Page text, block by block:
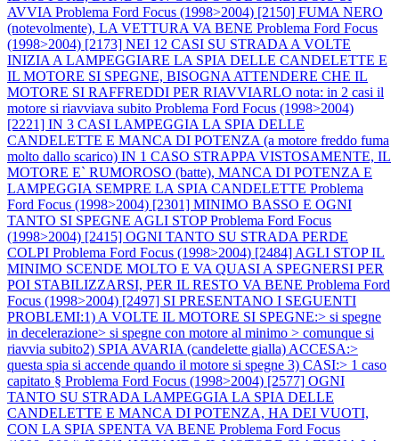
AVVIA Problema Ford Focus (1998>2004) [2150] FUMA NERO
(notevolmente), LA VETTURA VA BENE Problema Ford Focus
(1998>2004) [2173] NEI 12 CASI SU STRADA A VOLTE
INIZIA A LAMPEGGIARE LA SPIA DELLE CANDELETTE E
IL MOTORE SI SPEGNE, BISOGNA ATTENDERE CHE IL
MOTORE SI RAFFREDDI PER RIAVVIARLO nota: in 2 casi il
motore si riavviava subito Problema Ford Focus (1998>2004)
[2221] IN 3 CASI LAMPEGGIA LA SPIA DELLE
CANDELETTE E MANCA DI POTENZA (a motore freddo fuma
molto dallo scarico) IN 1 CASO STRAPPA VISTOSAMENTE, IL
MOTORE E` RUMOROSO (batte), MANCA DI POTENZA E
LAMPEGGIA SEMPRE LA SPIA CANDELETTE Problema
Ford Focus (1998>2004) [2301] MINIMO BASSO E OGNI
TANTO SI SPEGNE AGLI STOPProblema Ford Focus
(1998>2004) [2415] OGNI TANTO SU STRADA PERDE
COLPI Problema Ford Focus (1998>2004) [2484] AGLI STOP IL
MINIMO SCENDE MOLTO E VA QUASI A SPEGNERSI PER
POI STABILIZZARSI, PER IL RESTO VA BENE Problema Ford
Focus (1998>2004) [2497] SI PRESENTANO I SEGUENTI
PROBLEMI:1) A VOLTE IL MOTORE SI SPEGNE:> si spegne
in decelerazione> si spegne con motore al minimo > comunque si
riavvia subito2) SPIA AVARIA (candelette gialla) ACCESA:>
questa spia si accende quando il motore si spegne 3) CASI:> 1 caso
capitato § Problema Ford Focus (1998>2004) [2577] OGNI
TANTO SU STRADA LAMPEGGIA LA SPIA DELLE
CANDELETTE E MANCA DI POTENZA, HA DEI VUOTI,
CON LA SPIA SPENTA VA BENE Problema Ford Focus